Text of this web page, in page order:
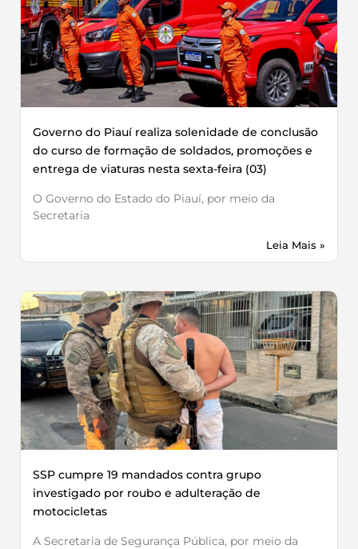
Governo do Piauí realiza solenidade de conclusão
do curso de formação de soldados, promoções e
entrega de viaturas nesta sexta-feira (03)
O Governo do Estado do Piauí, por meio da
Secretaria
Leia Mais »
SSP cumpre 19 mandados contra grupo
investigado por roubo e adulteração de
motocicletas
A Secretaria de Segurança Pública, por meio da